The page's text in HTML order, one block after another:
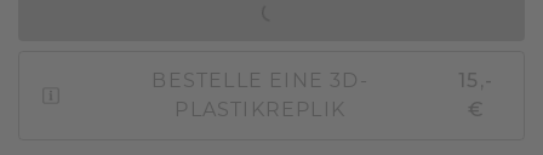
BESTELLE EINE 3D-
PLASTIKREPLIK
15,-
€